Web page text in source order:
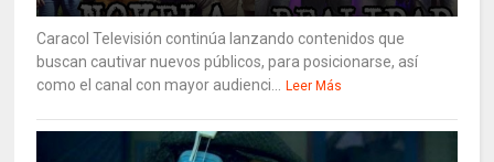
Caracol Televisión continúa lanzando contenidos que
buscan cautivar nuevos públicos, para posicionarse, así
como el canal con mayor audienci...
Leer Más